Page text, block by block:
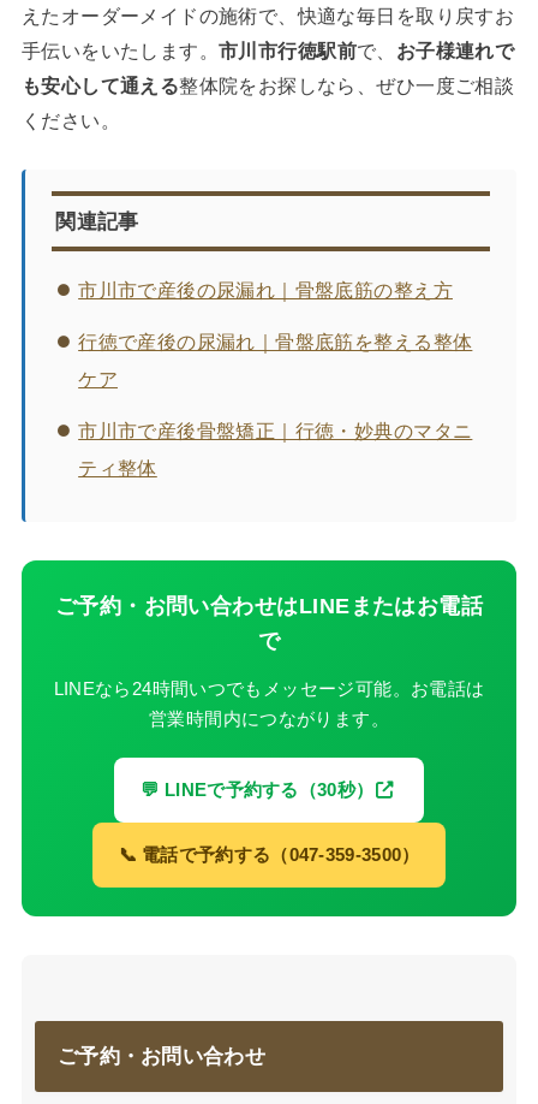
えたオーダーメイドの施術で、快適な毎日を取り戻すお
手伝いをいたします。市川市行徳駅前で、 お子様連れで
も安心して通える整体院をお探しなら、ぜひ一度ご相談
ください。
関連記事
市川市で産後の尿漏れ｜骨盤底筋の整え方
行徳で産後の尿漏れ｜骨盤底筋を整える整体
ケア
市川市で産後骨盤矯正｜行徳・妙典のマタニ
ティ整体
ご予約・お問い合わせはLINEまたはお電話
で
LINEなら24時間いつでもメッセージ可能。お電話は
営業時間内につながります。
💬 LINEで予約する（30秒）
📞 電話で予約する（047-359-3500）
ご予約・お問い合わせ